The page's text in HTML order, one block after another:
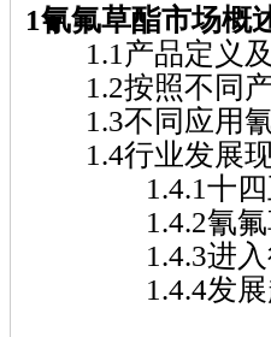
1氰氟草酯市场概
1.1产品定义及
1.2按照不同产
1.3不同应用氰
1.4行业发展现
1.4.1十四五
1.4.2氰氟草
1.4.3进入行
1.4.4发展趋